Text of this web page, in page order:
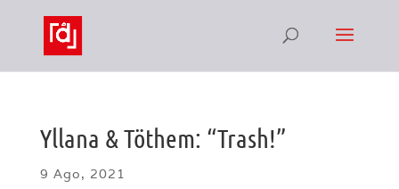
Yllana & Töthem: “Trash!”
9 Ago, 2021